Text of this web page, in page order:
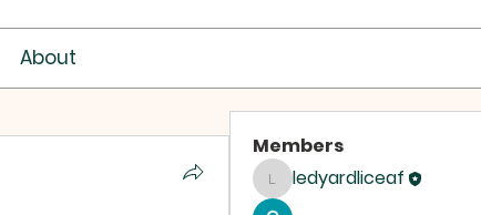
About
Members
ledyardliceaf
ledyardliceaf